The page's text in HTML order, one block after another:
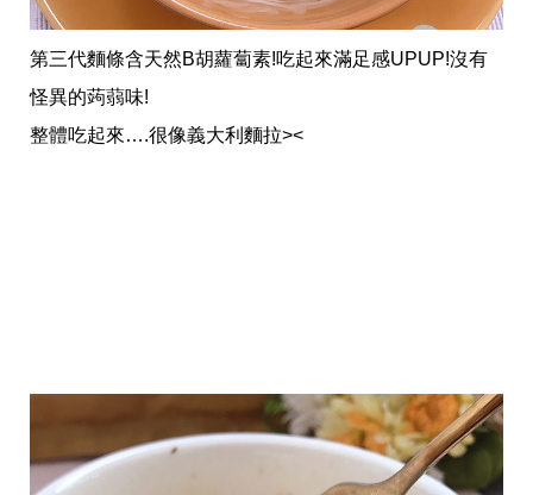
薦
時
流
行
穿
第三代麵條含天然B胡蘿蔔素!吃起來滿足感UPUP!沒有
怪異的蒟蒻味!
整體吃起來….很像義大利麵拉><